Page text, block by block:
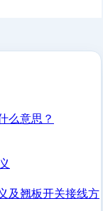
么意思？
及翘板开关接线方